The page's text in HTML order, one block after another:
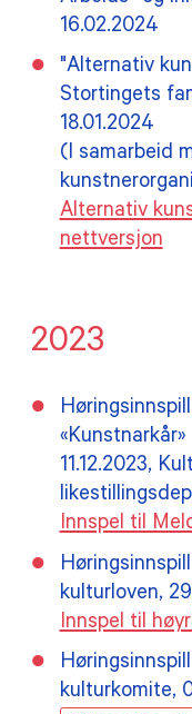
16.02.2024
"Alternativ
Stortingets
18.01.2024
(I samarbeid
Alternativ
nettversjon
2023
«Kunstnarkår»
11.12.2023,
Innspel til
kulturloven,
Innspel til
kulturkomite,